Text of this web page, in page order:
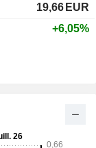
19,66 EUR
+6,05%